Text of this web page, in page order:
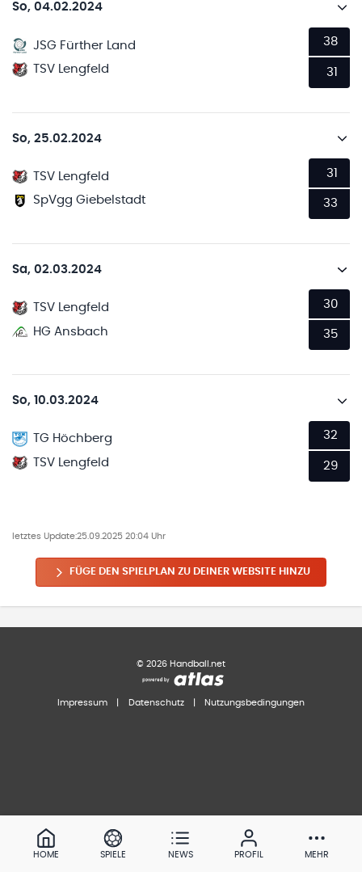
So, 04.02.2024
JSG Fürther Land
TSV Lengfeld
38
31
So, 25.02.2024
TSV Lengfeld
SpVgg Giebelstadt
31
33
Sa, 02.03.2024
TSV Lengfeld
HG Ansbach
30
35
So, 10.03.2024
TG Höchberg
TSV Lengfeld
32
29
letztes Update:25.09.2025 20:04 Uhr
FÜGE DEN SPIELPLAN ZU DEINER WEBSITE HINZU
© 2026 Handball.net
Impressum Datenschutz Nutzungsbedingungen
HOME SPIELE NEWS PROFIL MEHR